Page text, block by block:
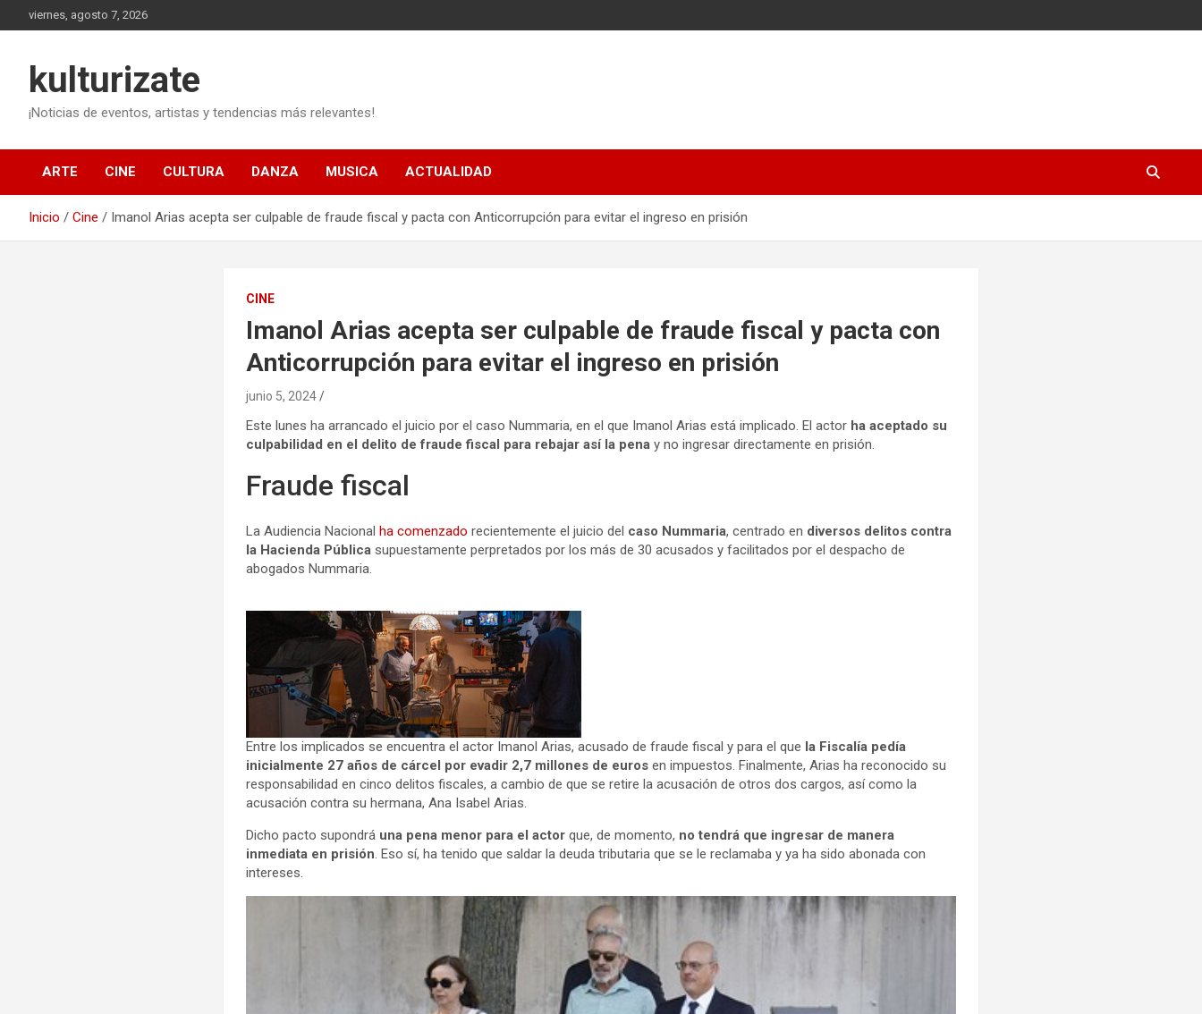
al
viernes, agosto 7, 2026
kulturizate
¡Noticias de eventos, artistas y tendencias más relevantes!
ARTE CINE CULTURA DANZA MUSICA ACTUALIDAD
Inicio Cine Imanol Arias acepta ser culpable de fraude fiscal y pacta con Anticorrupción para evitar el ingreso en prisión
CINE
Imanol Arias acepta ser culpable de fraude fiscal y pacta con
Anticorrupción para evitar el ingreso en prisión
junio 5, 2024
Este lunes ha arrancado el juicio por el caso Nummaria, en el que Imanol Arias está implicado. El actor ha aceptado su
culpabilidad en el delito de fraude fiscal para rebajar así la pena y no ingresar directamente en prisión.
Fraude fiscal
La Audiencia Nacionalha comenzado recientemente el juicio del caso Nummaria, centrado en diversos delitos contra
la Hacienda Pública supuestamente perpretados por los más de 30 acusados y facilitados por el despacho de
abogados Nummaria.
Entre los implicados se encuentra el actor Imanol Arias, acusado de fraude fiscal y para el que la Fiscalía pedía
inicialmente 27 años de cárcel por evadir 2,7 millones de euros en impuestos. Finalmente, Arias ha reconocido su
responsabilidad en cinco delitos fiscales, a cambio de que se retire la acusación de otros dos cargos, así como la
acusación contra su hermana, Ana Isabel Arias.
Dicho pacto supondrá una pena menor para el actor que, de momento, no tendrá que ingresar de manera
inmediata en prisión. Eso sí, ha tenido que saldar la deuda tributaria que se le reclamaba y ya ha sido abonada con
intereses.